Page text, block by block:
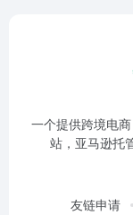
一个提供跨境电
站，亚马逊托
友链申请